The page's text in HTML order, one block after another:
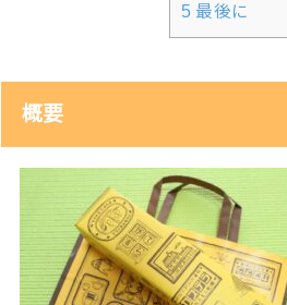
5最後に
概要